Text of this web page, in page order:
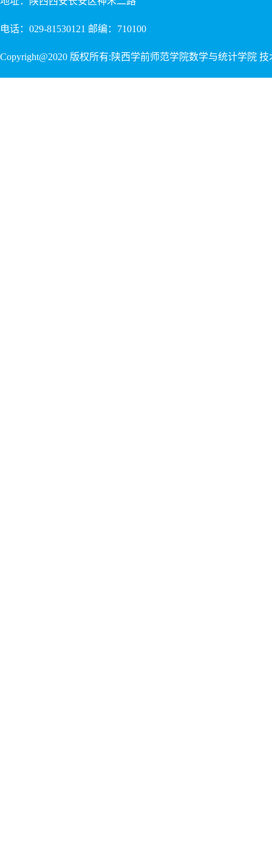
电话：029-81530121 邮编：710100
Copyright@2020 版权所有:陕西学前师范学院数学与统计学院